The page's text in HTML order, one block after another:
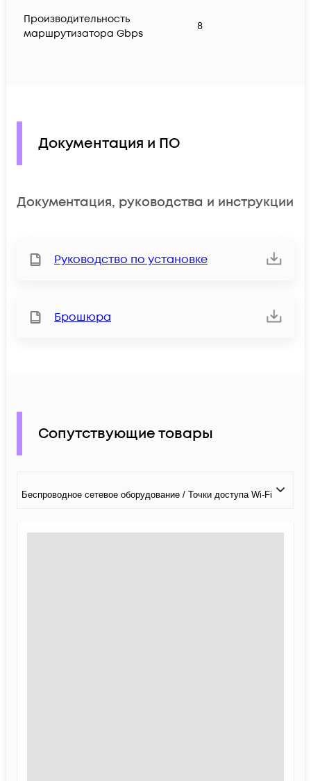
Производительность
маршрутизатора Gbps
8
Документация и ПО
Документация, руководства и инструкции
Руководство по установке
Брошюра
Сопутствующие товары
Беспроводное сетевое оборудование / Точки доступа Wi-Fi